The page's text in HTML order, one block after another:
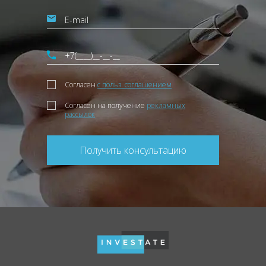
Согласен с польз. соглашением
Согласен на получение рекламных
рассылок
Получить консультацию